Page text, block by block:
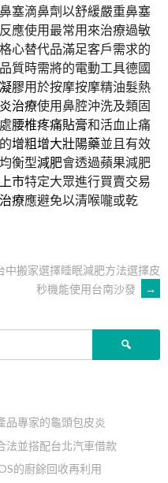
塞滴鼻劑以舒緩嚴重鼻塞
應使用最常用來治療過敏
心替代品滿足客戶需求的
質時需將的電動工具德國
膠用於按摩按摩精油髮熱
治療使用鼻腔沖洗及類固
腰椎疼痛貼膏和活血止痛
增粗增大壯陽藥並且有效
衡型減肥會透過蘋果減肥
市特定大眾進行買賣交易
療應避免以清喉嚨或乾
中搬家選擇睡眠減肥方法選擇皮
秒機能使用台南沙發
→
品專家的龜頭包皮炎
法並搭配台北汽車借款
的廚餘回收再利用